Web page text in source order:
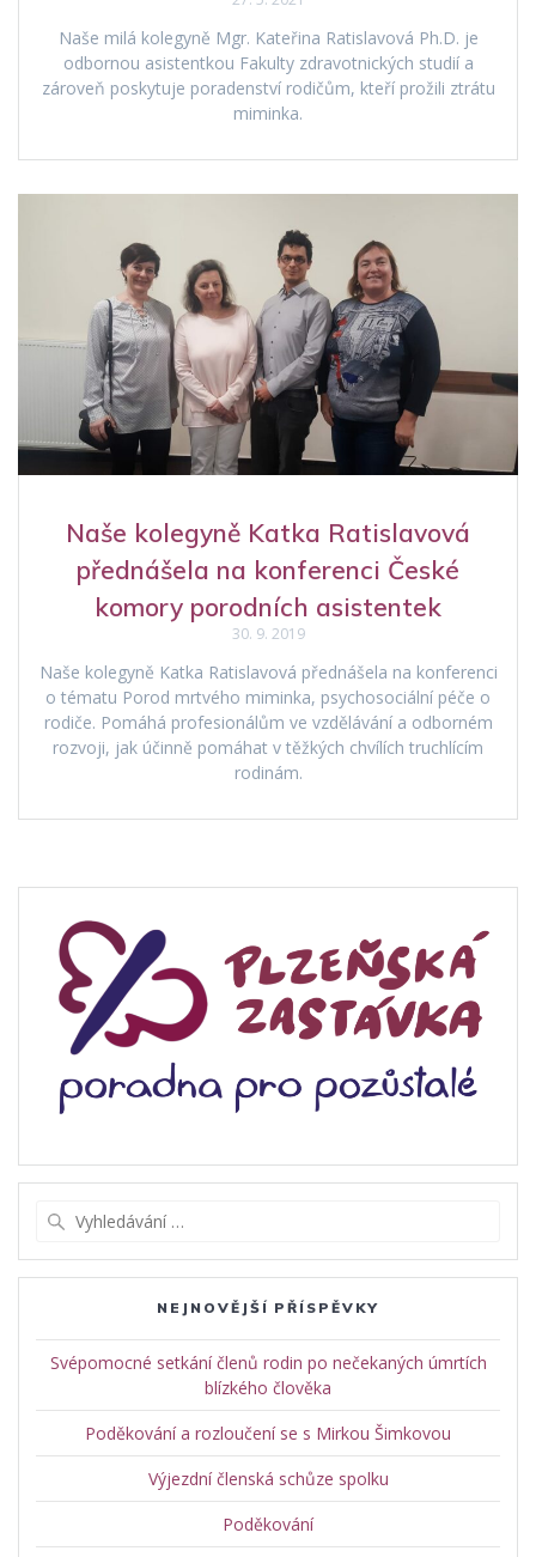
Naše milá kolegyně Mgr. Kateřina Ratislavová Ph.D. je
odbornou asistentkou Fakulty zdravotnických studií a
zároveň poskytuje poradenství rodičům, kteří prožili ztrátu
miminka.
Naše kolegyně Katka Ratislavová
přednášela na konferenci České
komory porodních asistentek
30. 9. 2019
Naše kolegyně Katka Ratislavová přednášela na konferenci
o tématu Porod mrtvého miminka, psychosociální péče o
rodiče. Pomáhá profesionálům ve vzdělávání a odborném
rozvoji, jak účinně pomáhat v těžkých chvílích truchlícím
rodinám.
NEJNOVĚJŠÍ PŘÍSPĚVKY
Svépomocné setkání členů rodin po nečekaných úmrtích
blízkého člověka
Poděkování a rozloučení se s Mirkou Šimkovou
Výjezdní členská schůze spolku
Poděkování